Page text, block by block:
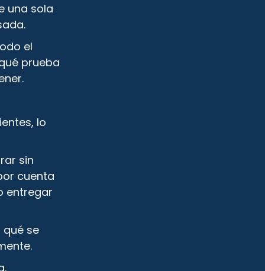
una sola
el
prueba
lo
sin
cuenta
entregar
se